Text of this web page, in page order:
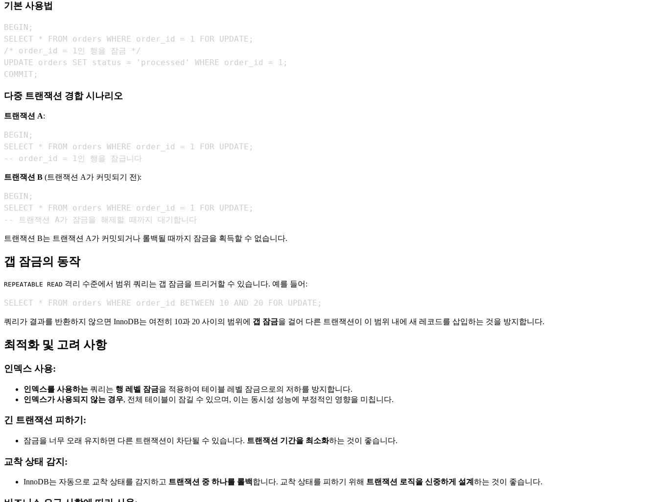
기본 사용법
COMMIT;
다중 트랜잭션 경합 시나리오
트랜잭션 A:
-- order_id = 1인 행을 잠급니다
트랜잭션 B (트랜잭션 A가 커밋되기 전):
-- 트랜잭션 A가 잠금을 해제할 때까지 대기합니다
트랜잭션 B는 트랜잭션 A가 커밋되거나 롤백될 때까지 잠금을 획득할 수 없습니다.
갭 잠금의 동작
REPEATABLE READ 격리 수준에서 범위 쿼리는 갭 잠금을 트리거할 수 있습니다. 예를 들어:
SELECT * FROM orders WHERE order_id BETWEEN 10 AND 20 FOR UPDATE;
쿼리가 결과를 반환하지 않으면 InnoDB는 여전히 10과 20 사이의 범위에 갭 잠금을 걸어 다른 트랜잭션이 이 범위 내에 새 레코드를 삽입하는 것을 방지합니다.
최적화 및 고려 사항
인덱스 사용:
인덱스를 사용하는 쿼리는 행 레벨 잠금을 적용하여 테이블 레벨 잠금으로의 저하를 방지합니다.
인덱스가 사용되지 않는 경우, 전체 테이블이 잠길 수 있으며, 이는 동시성 성능에 부정적인 영향을 미칩니다.
긴 트랜잭션 피하기:
잠금을 너무 오래 유지하면 다른 트랜잭션이 차단될 수 있습니다. 트랜잭션 기간을 최소화하는 것이 좋습니다.
교착 상태 감지:
InnoDB는 자동으로 교착 상태를 감지하고 트랜잭션 중 하나를 롤백합니다. 교착 상태를 피하기 위해 트랜잭션 로직을 신중하게 설계 하는 것이 좋습니다.